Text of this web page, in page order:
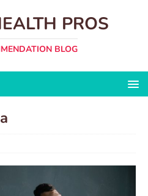
PROS
BLOG